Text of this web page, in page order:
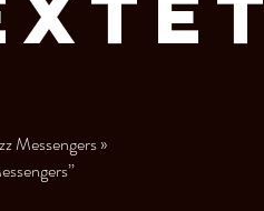
Messengers »